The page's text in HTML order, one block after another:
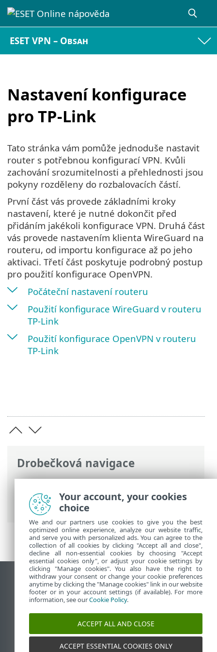
ESET VPN – Obsah
Nastavení konfigurace
pro TP-Link
Drobečková navigace
ESET Online nápověda>ESET VPN>ESET
VPN pro router > Nastavení konfigurace
pro TP-Link
Tato stránka vám pomůže jednoduše nastavit
router s potřebnou konfigurací VPN. Kvůli
zachování srozumitelnosti a přehlednosti jsou
pokyny rozděleny do rozbalovacích částí.
První část vás provede základními kroky
nastavení, které je nutné dokončit před
přidáním jakékoli konfigurace VPN. Druhá část
vás provede nastavením klienta WireGuard na
routeru, od importu konfigurace až po jeho
aktivaci. Třetí část poskytuje podrobný postup
pro použití konfigurace OpenVPN.
Počáteční nastavení routeru
Použití konfigurace WireGuard v routeru
TP-Link
Použití konfigurace OpenVPN v routeru
TP-Link
Zobrazit verzi pro počítač
End of Life
ESET Databáze znalostí
ESET Forum
ESET Status Portal
Regionální podpora
Your account, your cookies
choice
We and our partners use cookies to give you the best
optimized online experience, analyze our website traffic,
and serve you with personalized ads. You can agree to the
collection of all cookies by clicking "Accept all and close",
decline all non-essential cookies by choosing "Accept
essential cookies only", or adjust your cookie settings by
clicking "Manage cookies". You also have the right to
withdraw your consent or change your cookie preferences
anytime by clicking the "Manage cookies" link in our website
footer or in your account settings (if available). For more
information, see ourCookie Policy.
ACCEPT ALL AND CLOSE
ACCEPT ESSENTIAL COOKIES ONLY